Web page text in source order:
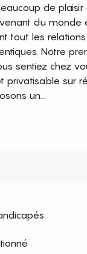
de plaisir
du monde
tout les relations
Notre
sentiez chez
privatisable sur
un...